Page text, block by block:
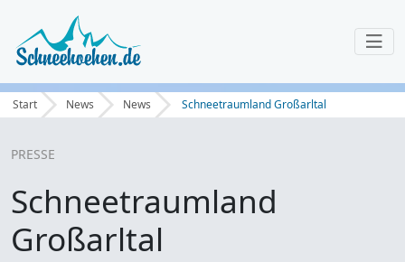
Start News News Schneetraumland Großarltal
PRESSE
Schneetraumland
Großarltal